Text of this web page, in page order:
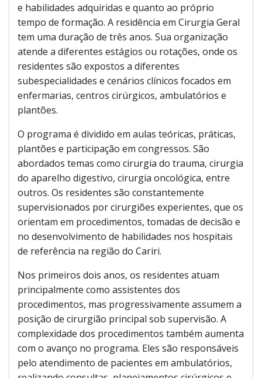
e habilidades adquiridas e quanto ao próprio
tempo de formação. A residência em Cirurgia Geral
tem uma duração de três anos. Sua organização
atende a diferentes estágios ou rotações, onde os
residentes são expostos a diferentes
subespecialidades e cenários clínicos focados em
enfermarias, centros cirúrgicos, ambulatórios e
plantões.
O programa é dividido em aulas teóricas, práticas,
plantões e participação em congressos. São
abordados temas como cirurgia do trauma, cirurgia
do aparelho digestivo, cirurgia oncológica, entre
outros. Os residentes são constantemente
supervisionados por cirurgiões experientes, que os
orientam em procedimentos, tomadas de decisão e
no desenvolvimento de habilidades nos hospitais
de referência na região do Cariri.
Nos primeiros dois anos, os residentes atuam
principalmente como assistentes dos
procedimentos, mas progressivamente assumem a
posição de cirurgião principal sob supervisão. A
complexidade dos procedimentos também aumenta
com o avanço no programa. Eles são responsáveis
pelo atendimento de pacientes em ambulatórios,